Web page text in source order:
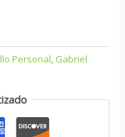
Personal, Gabriel